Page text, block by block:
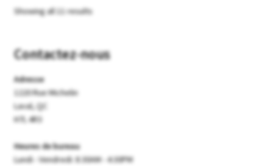
Showing all 11 results
Contactez-nous
Adresse
1220 Rue Michelin
Laval, QC
H7L 4R3
Heures de bureau
Lundi - Vendredi: 8:30AM - 4:30PM